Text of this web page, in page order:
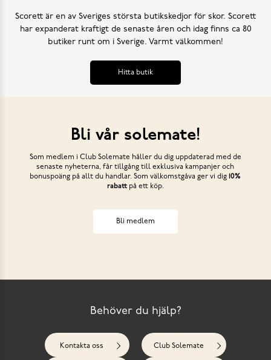
Scorett är en av Sveriges största butikskedjor för skor. Scorett
har expanderat kraftigt de senaste åren och idag finns ca 80
butiker runt om i Sverige. Varmt välkommen!
Hitta butik
Bli vår solemate!
Som medlem i Club Solemate håller du dig uppdaterad med de
senaste nyheterna, får tillgång till exklusiva kampanjer och
bonuspoäng på allt du handlar. Som välkomstgåva ger vi dig 10%
rabattpå ett köp.
Bli medlem
Behöver du hjälp?
Kontakta oss Club Solemate